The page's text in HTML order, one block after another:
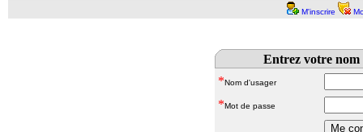
M'inscrire
Entrez votre nom
*Nom d'usager
*Mot de passe